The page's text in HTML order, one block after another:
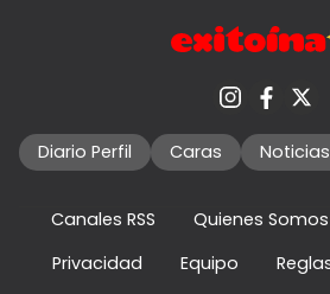
Diario Perfil Caras Noticias
Canales RSS Quienes Somos
Privacidad
Equipo